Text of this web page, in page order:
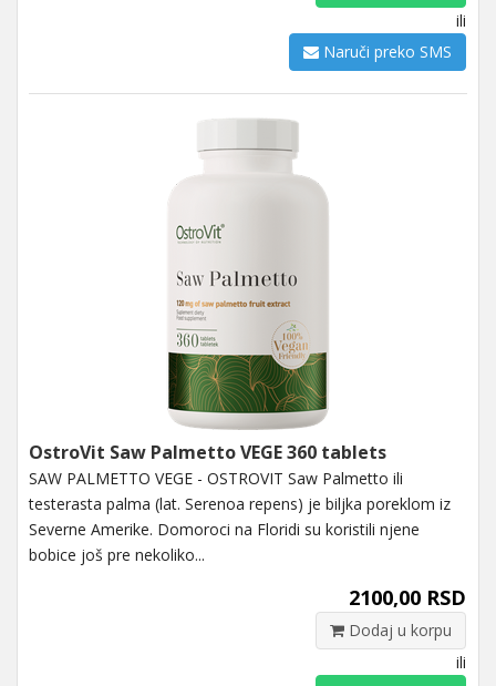
ili
Naruči preko SMS
OstroVit Saw Palmetto VEGE 360 tablets
SAW PALMETTO VEGE - OSTROVIT Saw Palmetto ili
testerasta palma (lat. Serenoa repens) je biljka poreklom iz
Severne Amerike. Domoroci na Floridi su koristili njene
bobice još pre nekoliko...
2100,00 RSD
Dodaj u korpu
ili